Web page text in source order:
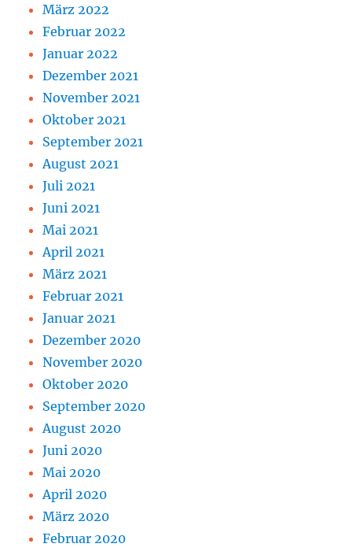
März 2022
Februar 2022
Januar 2022
Dezember 2021
November 2021
Oktober 2021
September 2021
August 2021
Juli 2021
Juni 2021
Mai 2021
April 2021
März 2021
Februar 2021
Januar 2021
Dezember 2020
November 2020
Oktober 2020
September 2020
August 2020
Juni 2020
Mai 2020
April 2020
März 2020
Februar 2020